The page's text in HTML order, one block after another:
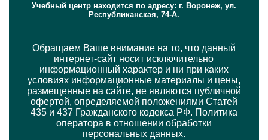
Учебный центр находится по адресу: г. Воронеж, ул.
Республиканская, 74-А.
Обращаем Ваше внимание на то, что данный
интернет-сайт носит исключительно
информационный характер и ни при каких
условиях информационные материалы и цены,
размещенные на сайте, не являются публичной
офертой, определяемой положениями Статей
435 и 437 Гражданского кодекса РФ. Политика
оператора в отношении обработки
персональных данных.